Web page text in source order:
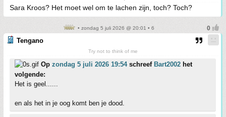
Sara Kroos? Het moet wel om te lachen zijn, toch? Toch?
• zondag 5 juli 2026 @ 20:01 • 6
Tengano
Try not to think of me
Op zondag 5 juli 2026 19:54schreef Bart2002 het
volgende:
Het is geel......
en als het in je oog komt ben je dood.